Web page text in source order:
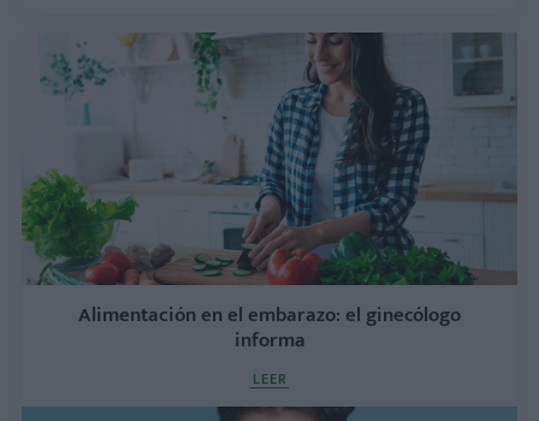
Alimentación en el embarazo: el ginecólogo
informa
LEER